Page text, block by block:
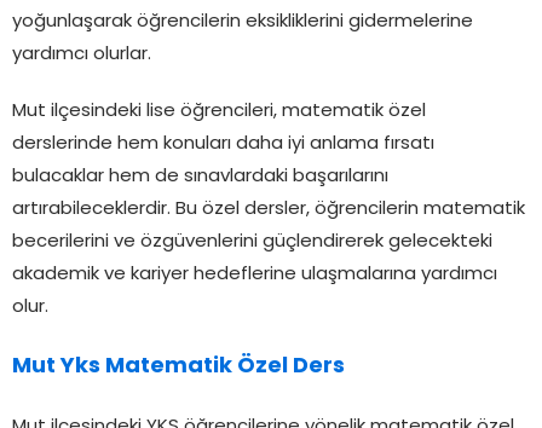
yoğunlaşarak öğrencilerin eksikliklerini gidermelerine
yardımcı olurlar.
Mut ilçesindeki lise öğrencileri, matematik özel
derslerinde hem konuları daha iyi anlama fırsatı
bulacaklar hem de sınavlardaki başarılarını
artırabileceklerdir. Bu özel dersler, öğrencilerin matematik
becerilerini ve özgüvenlerini güçlendirerek gelecekteki
akademik ve kariyer hedeflerine ulaşmalarına yardımcı
olur.
Mut Yks Matematik Özel Ders